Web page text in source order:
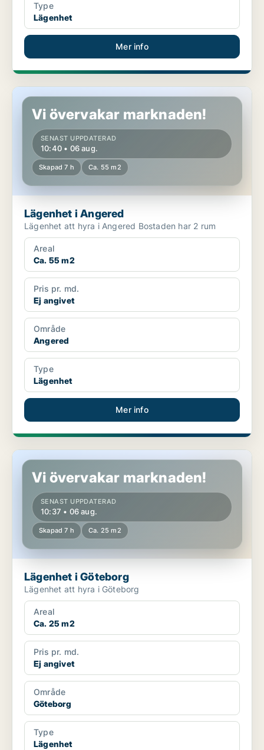
Type
Lägenhet
Mer info
Lägenhet i Angered
Vi övervakar marknaden!
SENAST UPPDATERAD
10:40 • 06 aug.
Skapad 7 h Ca. 55 m2
Lägenhet i Angered
Lägenhet att hyra i Angered Bostaden har 2 rum
Areal
Ca. 55 m2
Pris pr. md.
Ej angivet
Område
Angered
Type
Lägenhet
Mer info
Lägenhet i Göteborg
Vi övervakar marknaden!
SENAST UPPDATERAD
10:37 • 06 aug.
Skapad 7 h Ca. 25 m2
Lägenhet i Göteborg
Lägenhet att hyra i Göteborg
Areal
Ca. 25 m2
Pris pr. md.
Ej angivet
Område
Göteborg
Type
Lägenhet